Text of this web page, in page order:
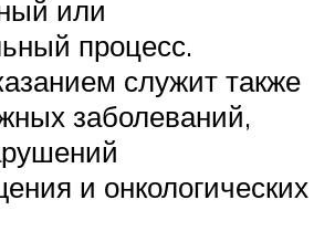
или
процесс.
служит также
заболеваний,
и онкологических